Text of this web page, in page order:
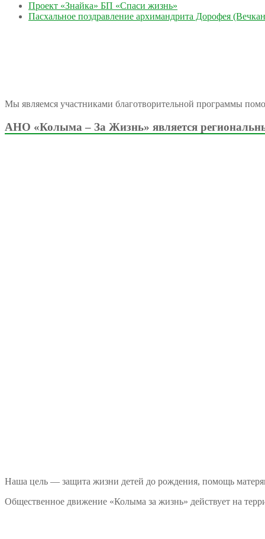
Проект «Знайка» БП «Спаси жизнь»
Пасхальное поздравление архимандрита Дорофея
Мы являемся участниками благотворительной программы
АНО «Колыма – За Жизнь» является
Наша цель — защита жизни детей до рождения, помощь
Общественное движение «Колыма за жизнь» действует на